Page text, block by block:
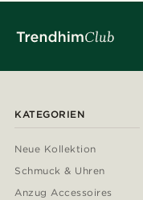
KATEGORIEN
Neue Kollektion
Schmuck & Uhren
Anzug Accessoires